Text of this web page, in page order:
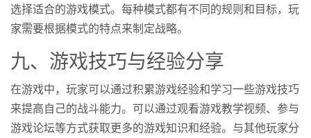
选择适合的游戏模式。每种模式都有不同的规则和目标，玩
家需要根据模式的特点来制定战略。
九、游戏技巧与经验分享
在游戏中，玩家可以通过积累游戏经验和学习一些游戏技巧
来提高自己的战斗能力。可以通过观看游戏教学视频、参与
游戏论坛等方式获取更多的游戏知识和经验。与其他玩家分